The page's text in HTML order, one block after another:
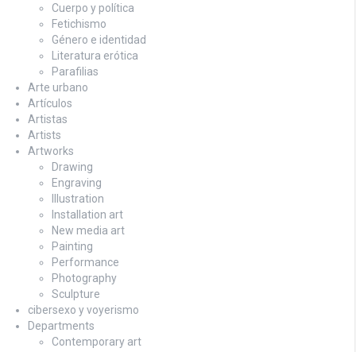
Cuerpo y política
Fetichismo
Género e identidad
Literatura erótica
Parafilias
Arte urbano
Artículos
Artistas
Artists
Artworks
Drawing
Engraving
Illustration
Installation art
New media art
Painting
Performance
Photography
Sculpture
cibersexo y voyerismo
Departments
Contemporary art